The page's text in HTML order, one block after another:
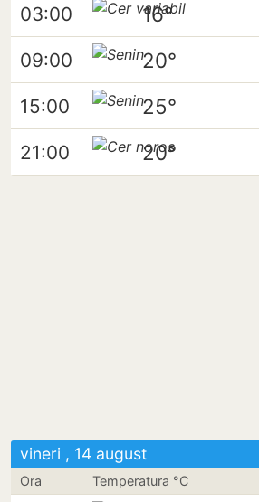
03:00 16°
09:00 20°
15:00 25°
21:00 20°
vineri , 14 august
Ora Temperatura °C